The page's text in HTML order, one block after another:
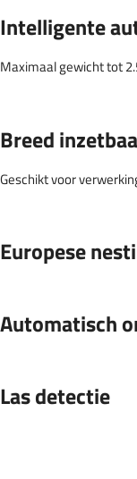
Intelligente
Maximaal gewicht tot
Breed
Geschikt voor
Europese
Automatisch
Las detectie